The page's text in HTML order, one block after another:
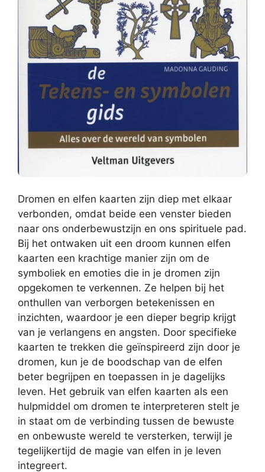
Dromen en elfen kaarten zijn diep met elkaar
verbonden, omdat beide een venster bieden
naar ons onderbewustzijn en ons spirituele pad.
Bij het ontwaken uit een droom kunnen elfen
kaarten een krachtige manier zijn om de
symboliek en emoties die in je dromen zijn
opgekomen te verkennen. Ze helpen bij het
onthullen van verborgen betekenissen en
inzichten, waardoor je een dieper begrip krijgt
van je verlangens en angsten. Door specifieke
kaarten te trekken die geïnspireerd zijn door je
dromen, kun je de boodschap van de elfen
beter begrijpen en toepassen in je dagelijks
leven. Het gebruik van elfen kaarten als een
hulpmiddel om dromen te interpreteren stelt je
in staat om de verbinding tussen de bewuste
en onbewuste wereld te versterken, terwijl je
tegelijkertijd de magie van elfen in je leven
integreert.